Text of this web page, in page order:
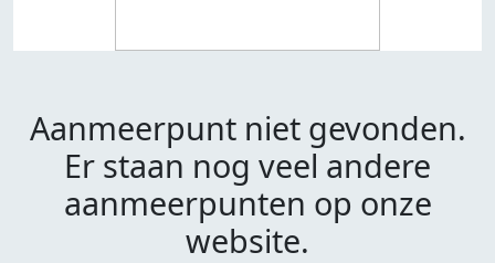
Aanmeerpunt niet gevonden.
Er staan nog veel andere
aanmeerpunten op onze
website.